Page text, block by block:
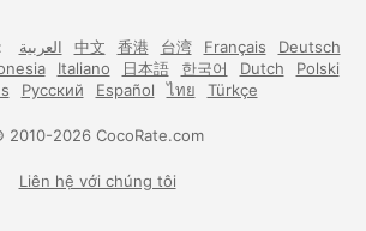
العربية 中文 香港 台湾 Français
Deutsch
Italiano 日本語 한국어 Dutch
Polski
Русский Español ไทย Türkçe
2010-2026 CocoRate.com
Liên hệ với chúng tôi